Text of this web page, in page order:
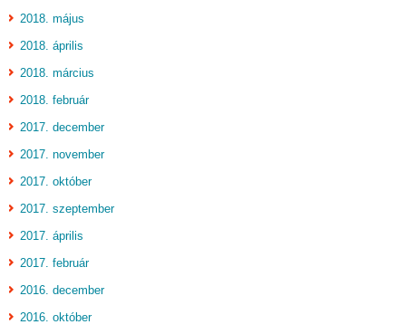
2018. május
2018. április
2018. március
2018. február
2017. december
2017. november
2017. október
2017. szeptember
2017. április
2017. február
2016. december
2016. október